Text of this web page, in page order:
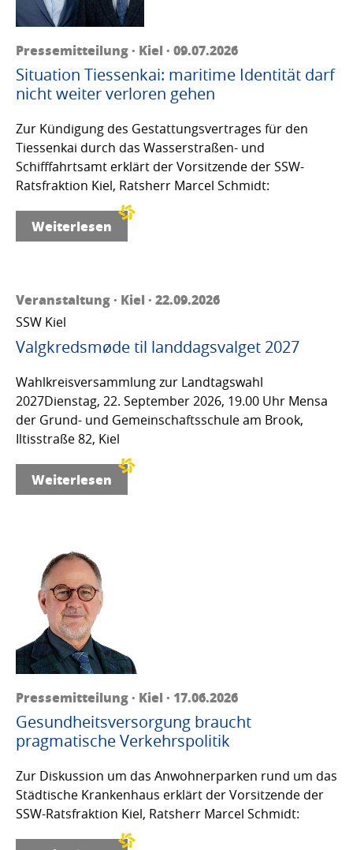
Pressemitteilung · Kiel · 09.07.2026
Situation Tiessenkai: maritime Identität darf
nicht weiter verloren gehen
Zur Kündigung des Gestattungsvertrages für den
Tiessenkai durch das Wasserstraßen- und
Schifffahrtsamt erklärt der Vorsitzende der SSW-
Ratsfraktion Kiel, Ratsherr Marcel Schmidt:
Weiterlesen
Veranstaltung · Kiel · 22.09.2026
SSW Kiel
Valgkredsmøde til landdagsvalget 2027
Wahlkreisversammlung zur Landtagswahl
2027Dienstag, 22. September 2026, 19.00 Uhr Mensa
der Grund- und Gemeinschaftsschule am Brook,
Iltisstraße 82, Kiel
Weiterlesen
Pressemitteilung · Kiel · 17.06.2026
Gesundheitsversorgung braucht
pragmatische Verkehrspolitik
Zur Diskussion um das Anwohnerparken rund um das
Städtische Krankenhaus erklärt der Vorsitzende der
SSW-Ratsfraktion Kiel, Ratsherr Marcel Schmidt: